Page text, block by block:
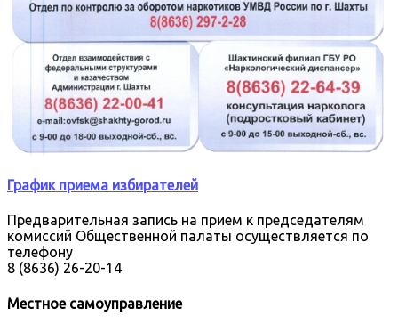
График приема избирателей
Предварительная запись на прием к председателям
комиссий Общественной палаты осуществляется по
телефону
8 (8636) 26-20-14
Местное самоуправление